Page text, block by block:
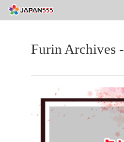
Furin Archives -